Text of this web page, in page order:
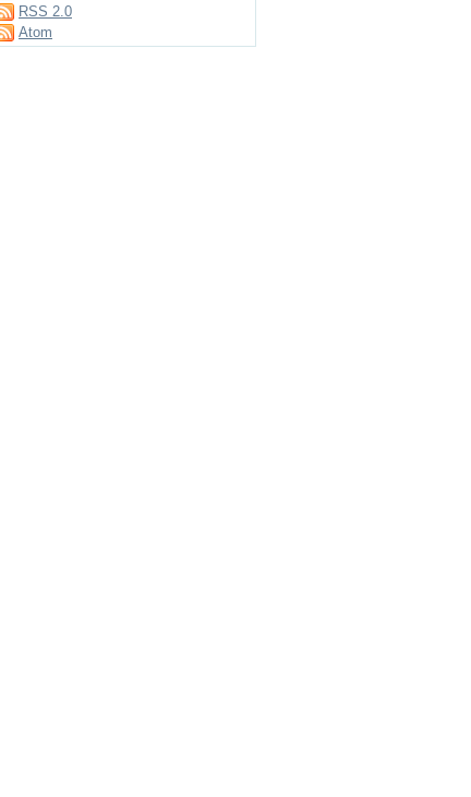
RSS 2.0
Atom